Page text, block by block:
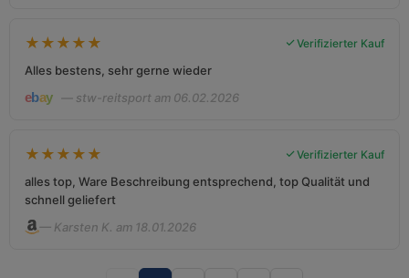
★ ★ ★ ★ ★ Verifizierter Kauf
Alles bestens, sehr gerne wieder
— stw-reitsport am 06.02.2026
★ ★ ★ ★ ★ Verifizierter Kauf
alles top, Ware Beschreibung entsprechend, top Qualität und
schnell geliefert
— Karsten K. am 18.01.2026